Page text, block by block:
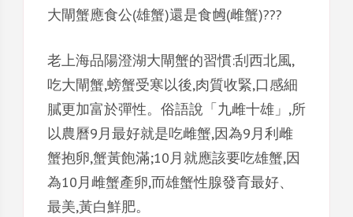
大閘蟹應食公(雄蟹)還是食乸(雌蟹)???
老上海品陽澄湖大閘蟹的習慣:刮西北風,
吃大閘蟹,螃蟹受寒以後,肉質收緊,口感細
膩更加富於彈性。俗語說「九雌十雄」,所
以農曆9月最好就是吃雌蟹,因為9月利雌
蟹抱卵,蟹黃飽滿;10月就應該要吃雄蟹,因
為10月雌蟹產卵,而雄蟹性腺發育最好、
最美,黃白鮮肥。